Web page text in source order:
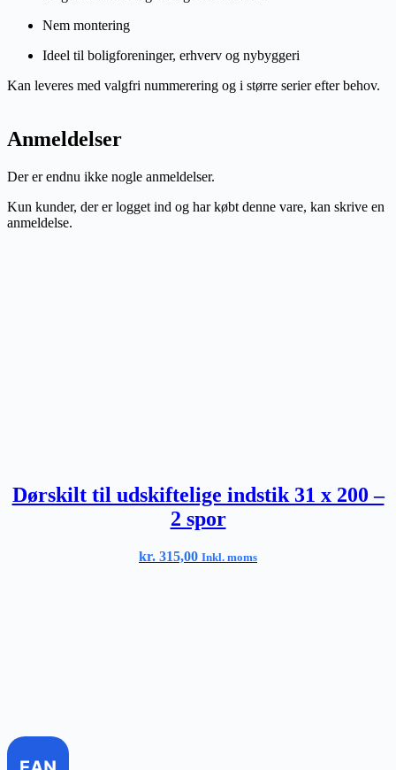
Nem montering
Ideel til boligforeninger, erhverv og nybyggeri
Kan leveres med valgfri nummerering og i større serier efter behov.
Anmeldelser
Der er endnu ikke nogle anmeldelser.
Kun kunder, der er logget ind og har købt denne vare, kan skrive en
anmeldelse.
Dørskilt til udskiftelige indstik 31 x 200 –
2 spor
kr. 315,00 Inkl. moms